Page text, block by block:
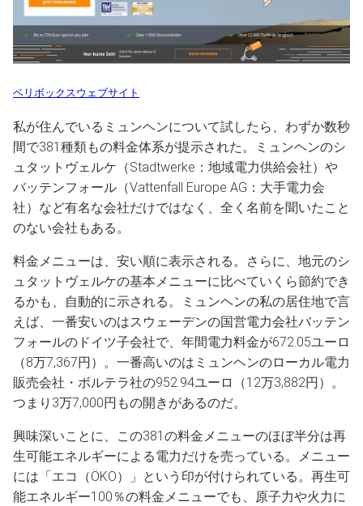
ベリボックスウェブサイト
私が住んでいるミュンヘンについて試したら、わずか数秒
間で381種類もの料金体系が提示された。ミュンヘンのシ
ュタットヴェルケ（Stadtwerke：地域電力供給会社）や
バッテンフォール（Vattenfall Europe AG：大手電力会
社）など有名な会社だけではなく、全く名前を聞いたこと
のない会社もある。
料金メニューは、安い順に表示される。さらに、地元のシ
ュタットヴェルケの基本メニューに比べていくら節約でき
るかも、自動的に示される。ミュンヘンの私の居住地で言
えば、一番安いのはスウェーデンの国営電力会社バッテン
フォールのドイツ子会社で、年間電力料金が672.05ユーロ
（8万7,367円）。一番高いのはミュンヘンのローカル電力
販売会社・ボルテラ社の952.94ユーロ（12万3,882円）。
つまり3万7,000円もの開きがあるのだ。
興味深いことに、この381の料金メニューのほぼ半分は再
生可能エネルギーによる電力だけを売っている。メニュー
には「エコ（ÖKO）」という印が付けられている。再生可
能エネルギー100％の料金メニューでも、原子力や火力に